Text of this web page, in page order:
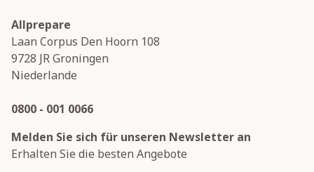
Allprepare
Laan Corpus Den Hoorn 108
9728 JRGroningen
Niederlande
0800 - 001 0066
Melden Sie sich für unseren Newsletter an
Erhalten Sie die besten Angebote